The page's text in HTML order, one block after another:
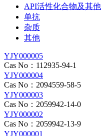
API活性化合物及其他
单抗
杂质
其他
YJY000005
Cas No：112935-94-1
YJY000004
Cas No：2094559-58-5
YJY000003
Cas No：2059942-14-0
YJY000002
Cas No：2059942-13-9
YJY000001